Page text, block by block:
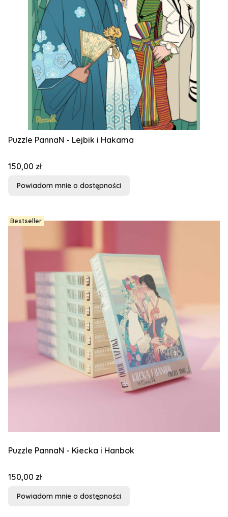
Puzzle PannaN - Lejbik i Hakama
Cena
150,00 zł
Powiadom mnie o dostępności
Bestseller
Puzzle PannaN - Kiecka i Hanbok
Cena
150,00 zł
Powiadom mnie o dostępności